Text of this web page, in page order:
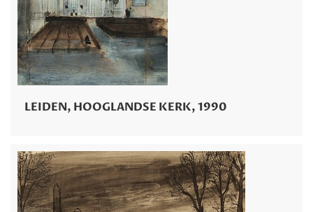
LEIDEN, HOOGLANDSE KERK, 1990